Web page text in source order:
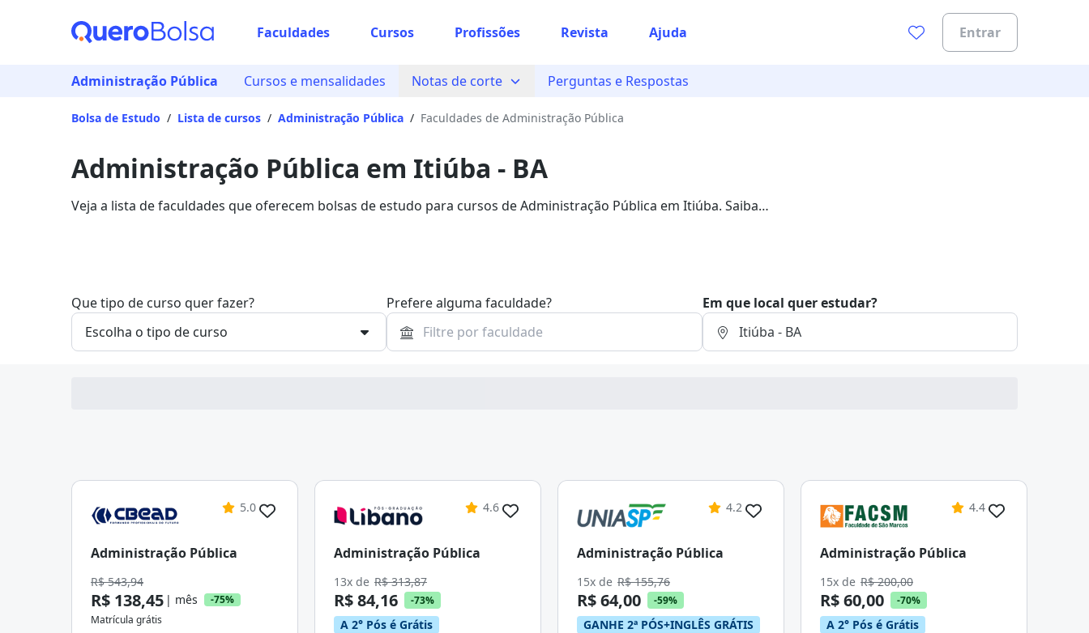
Faculdades Cursos Profissões Revista Ajuda Entrar
Administração Pública Cursos e mensalidades Notas de corte Perguntas e Respostas
Bolsa de Estudo / Lista de cursos / Administração Pública / Faculdades de Administração Pública
Administração Pública em Itiúba - BA
Veja a lista de faculdades que oferecem bolsas de estudo para cursos de Administração Pública em Itiúba. Saiba
Que tipo de curso quer fazer? Prefere alguma faculdade? Em que local quer estudar?
5.0
Administração Pública
R$ 543,94
R$ 138,45 | mês
-75%
Matrícula grátis
4.6
Administração Pública
13x de R$ 313,87
R$ 84,16 -73%
A 2° Pós é Grátis
4.2
Administração Pública
15x de R$ 155,76
R$ 64,00 -59%
GANHE 2ª PÓS+INGLÊS GRÁTIS
4.4
Administração Pública
15x de R$ 200,00
R$ 60,00 -70%
A 2° Pós é Grátis